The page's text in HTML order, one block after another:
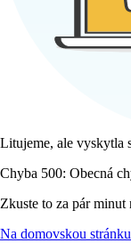
Litujeme, ale vyskytla
Chyba 500: Obecná
Zkuste to za pár
Na domovskou stránku